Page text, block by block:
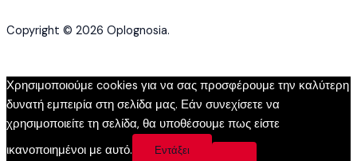
Copyright © 2026 Oplognosia.
Χρησιμοποιούμε cookies για να σας προσφέρουμε την καλύτερη
δυνατή εμπειρία στη σελίδα μας. Εάν συνεχίσετε να
χρησιμοποιείτε τη σελίδα, θα υποθέσουμε πως είστε
ικανοποιημένοι με αυτό.
Εντάξει